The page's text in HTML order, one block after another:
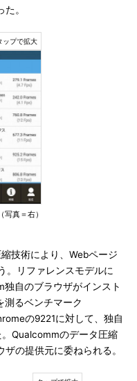
。
真＝右）
技術により、Webページ
。リファレンスモデルに
自のブラウザがインスト
るベンチマーク
の9221に対して、独自
Qualcommのデータ圧縮
の提供元に委ねられる。